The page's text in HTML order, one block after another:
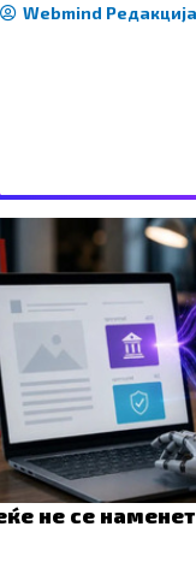
Webmind Редакција
не се